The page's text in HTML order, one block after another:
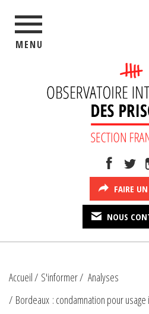
MENU
FAIRE
NOUS
Accueil S'informer
Analyses
Bordeaux : condamnation pour